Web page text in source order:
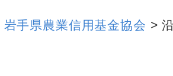
岩手県農業信用基金協会 >